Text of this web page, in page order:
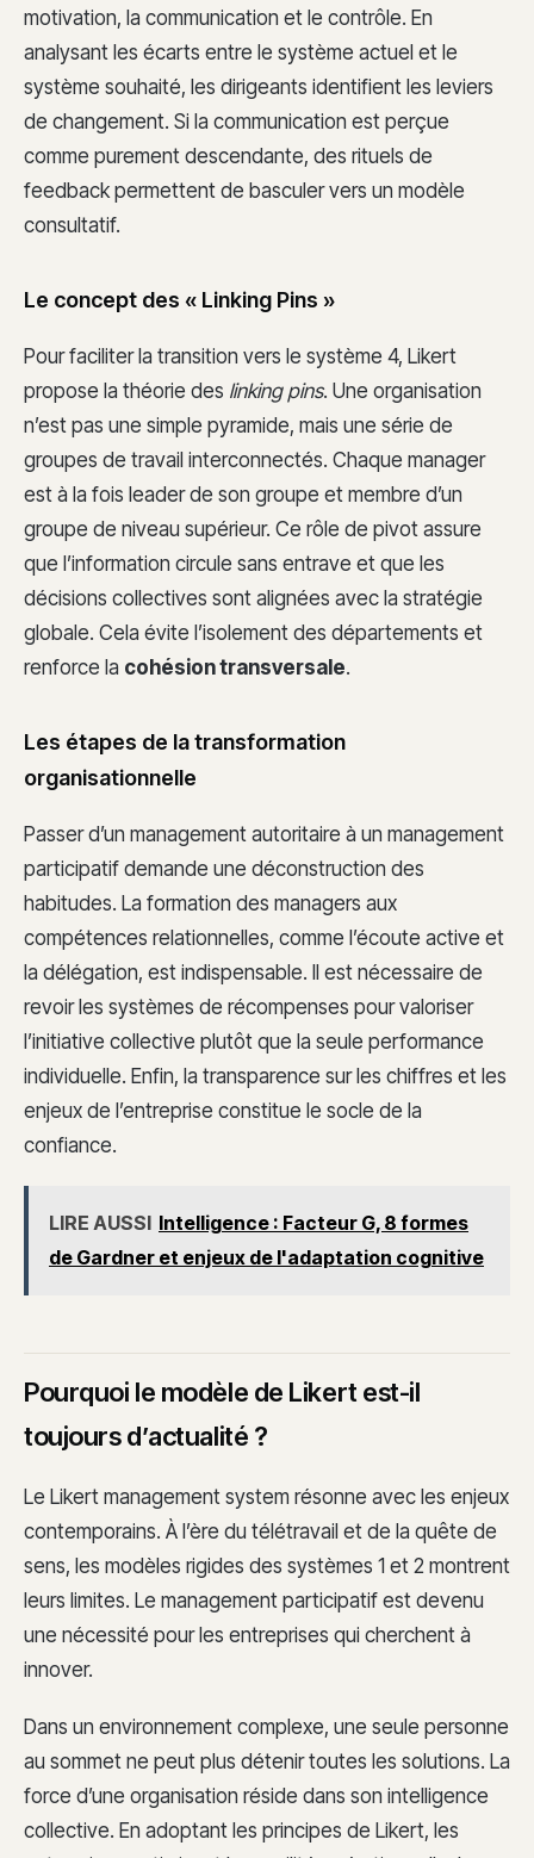
motivation, la communication et le contrôle. En
analysant les écarts entre le système actuel et le
système souhaité, les dirigeants identifient les leviers
de changement. Si la communication est perçue
comme purement descendante, des rituels de
feedback permettent de basculer vers un modèle
consultatif.
Le concept des « Linking Pins »
Pour faciliter la transition vers le système 4, Likert
propose la théorie des linking pins. Une organisation
n’est pas une simple pyramide, mais une série de
groupes de travail interconnectés. Chaque manager
est à la fois leader de son groupe et membre d’un
groupe de niveau supérieur. Ce rôle de pivot assure
que l’information circule sans entrave et que les
décisions collectives sont alignées avec la stratégie
globale. Cela évite l’isolement des départements et
renforce la cohésion transversale.
Les étapes de la transformation
organisationnelle
Passer d’un management autoritaire à un management
participatif demande une déconstruction des
habitudes. La formation des managers aux
compétences relationnelles, comme l’écoute active et
la délégation, est indispensable. Il est nécessaire de
revoir les systèmes de récompenses pour valoriser
l’initiative collective plutôt que la seule performance
individuelle. Enfin, la transparence sur les chiffres et les
enjeux de l’entreprise constitue le socle de la
confiance.
LIRE AUSSI Intelligence : Facteur G, 8 formes
de Gardner et enjeux de l'adaptation cognitive
Pourquoi le modèle de Likert est-il
toujours d’actualité ?
Le Likert management system résonne avec les enjeux
contemporains. À l’ère du télétravail et de la quête de
sens, les modèles rigides des systèmes 1 et 2 montrent
leurs limites. Le management participatif est devenu
une nécessité pour les entreprises qui cherchent à
innover.
Dans un environnement complexe, une seule personne
au sommet ne peut plus détenir toutes les solutions. La
force d’une organisation réside dans son intelligence
collective. En adoptant les principes de Likert, les